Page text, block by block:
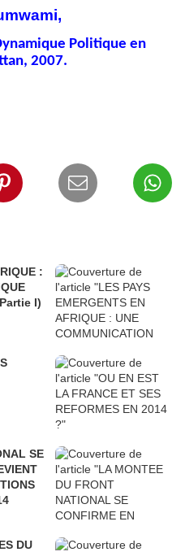
Politique en
2007.
:
I)
SE
DU